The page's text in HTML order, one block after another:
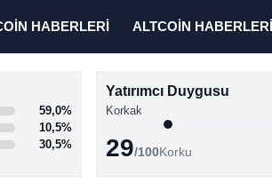
HABERLERİ ALTCOİN HABERLERİ
59,0%
10,5%
30,5%
Yatırımcı Duygusu
Korkak
29/100Korku